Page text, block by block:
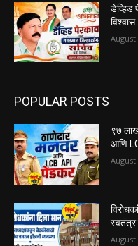
डेव्हिड
August
POPULAR POSTS
९७
आणि
August
स्वतंत्र
August